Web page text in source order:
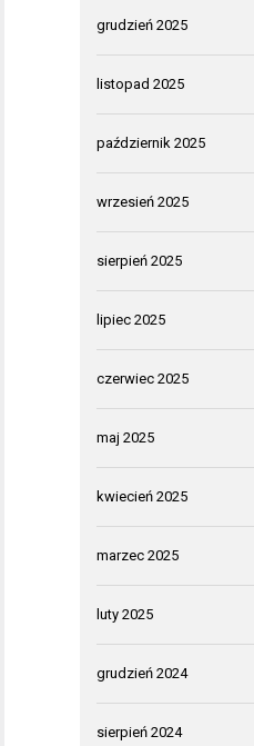
grudzień 2025
listopad 2025
październik 2025
wrzesień 2025
sierpień 2025
lipiec 2025
czerwiec 2025
maj 2025
kwiecień 2025
marzec 2025
luty 2025
grudzień 2024
sierpień 2024